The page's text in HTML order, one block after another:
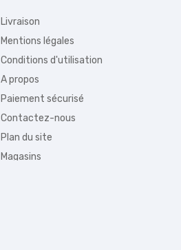
Livraison
Mentions légales
Conditions d'utilisation
A propos
Paiement sécurisé
Contactez-nous
Plan du site
Magasins